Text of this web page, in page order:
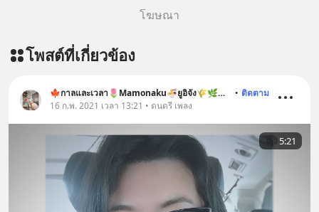
โฆษณา
โพสต์ที่เกี่ยวข้อง
🍁กาลและเวลา🌷Mamonaku🍜ยูอิจัง🌾🌿🐶🐱 • ติดตาม
16 ก.พ. 2021 เวลา 13:21 • ดนตรี เพลง
5:21